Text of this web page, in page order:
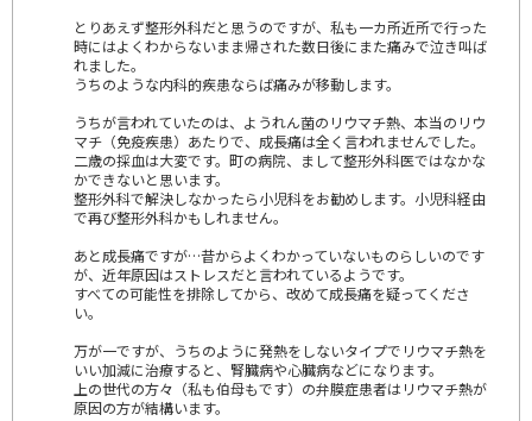
とりあえず整形外科だと思うのですが、私も一カ所近所で行った
時にはよくわからないまま帰された数日後にまた痛みで泣き叫ば
れました。
うちのような内科的疾患ならば痛みが移動します。
うちが言われていたのは、ようれん菌のリウマチ熱、本当のリウ
マチ（免疫疾患）あたりで、成長痛は全く言われませんでした。
二歳の採血は大変です。町の病院、まして整形外科医ではなかな
かできないと思います。
整形外科で解決しなかったら小児科をお勧めします。小児科経由
で再び整形外科かもしれません。
あと成長痛ですが…昔からよくわかっていないものらしいのです
が、近年原因はストレスだと言われているようです。
すべての可能性を排除してから、改めて成長痛を疑ってくださ
い。
万が一ですが、うちのように発熱をしないタイプでリウマチ熱を
いい加減に治療すると、腎臓病や心臓病などになります。
上の世代の方々（私も伯母もです）の弁膜症患者はリウマチ熱が
原因の方が結構います。